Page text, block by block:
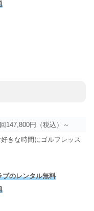
147,800円（税込）～
きな時間にゴルフレッス
ブのレンタル無料